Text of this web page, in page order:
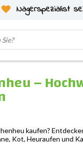
Nagerspezialist
–
kaufen?
Kot, Heuraufen und